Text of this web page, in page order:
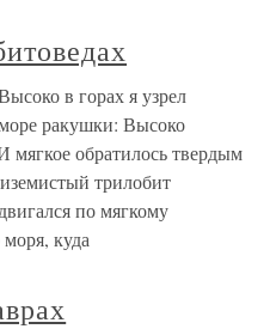
в горах я узрел
ракушки: Высоко
мягкое обратилось твердым
трилобит
по мягкому
куда